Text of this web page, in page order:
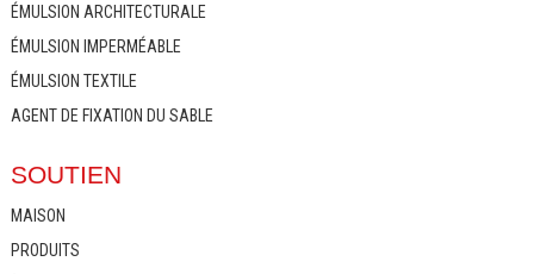
ÉMULSION ARCHITECTURALE
ÉMULSION IMPERMÉABLE
ÉMULSION TEXTILE
AGENT DE FIXATION DU SABLE
SOUTIEN
MAISON
PRODUITS